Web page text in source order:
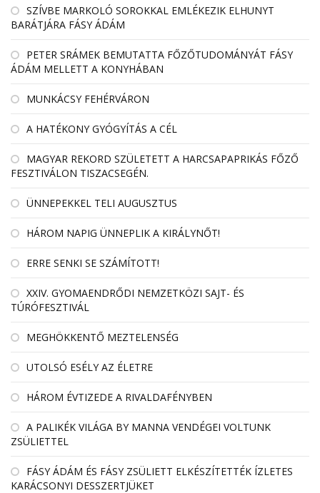
SZÍVBE MARKOLÓ SOROKKAL EMLÉKEZIK ELHUNYT
BARÁTJÁRA FÁSY ÁDÁM
PETER SRÁMEK BEMUTATTA FŐZŐTUDOMÁNYÁT FÁSY
ÁDÁM MELLETT A KONYHÁBAN
MUNKÁCSY FEHÉRVÁRON
A HATÉKONY GYÓGYÍTÁS A CÉL
MAGYAR REKORD SZÜLETETT A HARCSAPAPRIKÁS FŐZŐ
FESZTIVÁLON TISZACSEGÉN.
ÜNNEPEKKEL TELI AUGUSZTUS
HÁROM NAPIG ÜNNEPLIK A KIRÁLYNŐT!
ERRE SENKI SE SZÁMÍTOTT!
XXIV. GYOMAENDRŐDI NEMZETKÖZI SAJT- ÉS
TÚRÓFESZTIVÁL
MEGHÖKKENTŐ MEZTELENSÉG
UTOLSÓ ESÉLY AZ ÉLETRE
HÁROM ÉVTIZEDE A RIVALDAFÉNYBEN
A PALIKÉK VILÁGA BY MANNA VENDÉGEI VOLTUNK
ZSÜLIETTEL
FÁSY ÁDÁM ÉS FÁSY ZSÜLIETT ELKÉSZÍTETTÉK ÍZLETES
KARÁCSONYI DESSZERTJÜKET